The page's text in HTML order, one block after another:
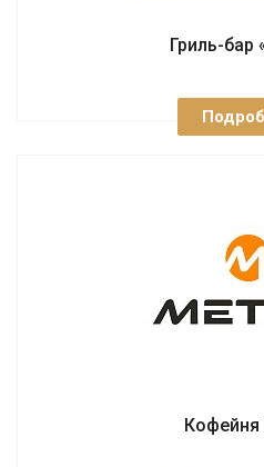
Гриль-бар
Кофейня